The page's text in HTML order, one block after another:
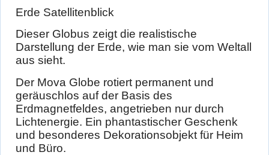
Erde Satellitenblick
Dieser Globus zeigt die realistische
Darstellung der Erde, wie man sie vom Weltall
aus sieht.
Der Mova Globe rotiert permanent und
geräuschlos auf der Basis des
Erdmagnetfeldes, angetrieben nur durch
Lichtenergie. Ein phantastischer Geschenk
und besonderes Dekorationsobjekt für Heim
und Büro.